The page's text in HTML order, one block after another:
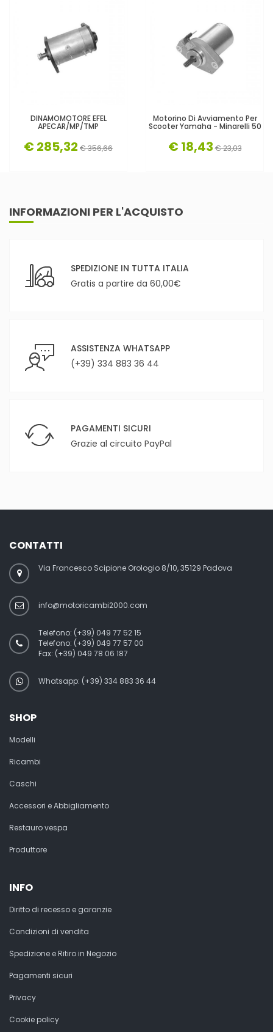
DINAMOMOTORE EFEL
APECAR/MP/TMP
€ 285,32 € 356,66
Motorino Di Avviamento Per
Scooter Yamaha - Minarelli 50
€ 18,43 € 23,03
INFORMAZIONI PER L'ACQUISTO
SPEDIZIONE IN TUTTA ITALIA
Gratis a partire da 60,00€
ASSISTENZA WHATSAPP
(+39) 334 883 36 44
PAGAMENTI SICURI
Grazie al circuito PayPal
CONTATTI
Via Francesco Scipione Orologio 8/10, 35129 Padova
info@motoricambi2000.com
Telefono: (+39) 049 77 52 15
Telefono: (+39) 049 77 57 00
Fax: (+39) 049 78 06 187
Whatsapp: (+39) 334 883 36 44
SHOP
Modelli
Ricambi
Caschi
Accessori e Abbigliamento
Restauro vespa
Produttore
INFO
Diritto di recesso e garanzie
Condizioni di vendita
Spedizione e Ritiro in Negozio
Pagamenti sicuri
Privacy
Cookie policy